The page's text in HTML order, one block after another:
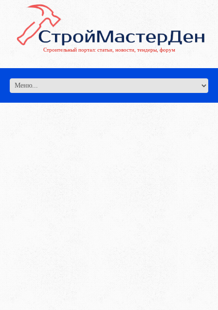
Строительный портал: статьи, новости, тендеры, форум